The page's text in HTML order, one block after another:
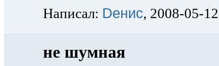
Написал: Dенис, 2008-05-12
не шумная